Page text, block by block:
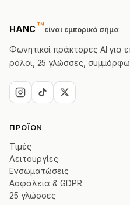
Ασφάλεια
Προσλήψεις
SaaS
HANC™
trademarkείναι εμπορικό σήμα
Φωνητικοί πράκτορες AI για
ρόλοι, 25 γλώσσες,
ΠΡΟΪΌΝ
Τιμές
Λειτουργίες
Ενσωματώσεις
Ασφάλεια & GDPR
25 γλώσσες